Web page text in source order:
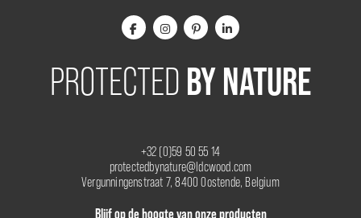
PROTECTED BY NATURE
+32 (0)59 50 55 14
protectedbynature@ldcwood.com
Vergunningenstraat 7, 8400 Oostende, Belgium
Blijf op de hoogte van onze producten